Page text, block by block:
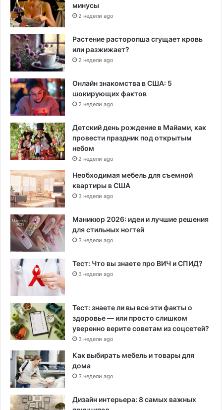
минусы
2 недели ago
Растение расторопша сгущает кровь
или разжижает?
2 недели ago
Онлайн знакомства в США: 5
шокирующих фактов
2 недели ago
Детский день рождение в Майами, как
провести праздник под открытым
небом
2 недели ago
Необходимая мебель для съемной
квартиры в США
3 недели ago
Маникюр 2026: идеи и лучшие решения
для стильных ногтей
3 недели ago
Тест: Что вы знаете про ВИЧ и СПИД?
3 недели ago
Тест: знаете ли вы все эти факты о
здоровье — или просто слишком
уверенно верите советам из соцсетей?
3 недели ago
Как выбирать мебель и товары для
дома
3 недели ago
Дизайн интерьера: 8 самых важных